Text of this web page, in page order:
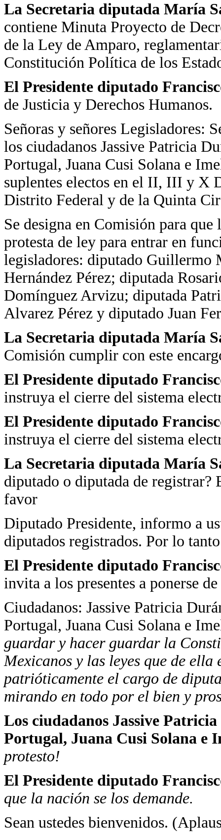
La Secretaria diputada María
contiene Minuta Proyecto de
de la Ley de Amparo,
Constitución Política de los
El Presidente diputado
de Justicia y Derechos Humanos.
Señoras y señores Legisladores:
los ciudadanos Jassive Patricia
Portugal, Juana Cusi Solana e
suplentes electos en el II, III y X
Distrito Federal y de la Quinta
Se designa en Comisión para
protesta de ley para entrar en
legisladores: diputado Guillermo
Hernández Pérez; diputada
Domínguez Arvizu; diputada
Alvarez Pérez y diputado Juan
La Secretaria diputada María
Comisión cumplir con este
El Presidente diputado
instruya el cierre del sistema
El Presidente diputado
instruya el cierre del sistema
La Secretaria diputada María
diputado o diputada de registrar?
favor
Diputado Presidente, informo a
diputados registrados. Por lo
El Presidente diputado
invita a los presentes a ponerse
Ciudadanos: Jassive Patricia
Portugal, Juana Cusi Solana e
guardar y hacer guardar la
Mexicanos y las leyes que de ella
patrióticamente el cargo de
mirando en todo por el bien y
Los ciudadanos Jassive
Portugal, Juana Cusi Solana e
protesto!
El Presidente diputado
que la nación se los demande.
Sean ustedes bienvenidos.